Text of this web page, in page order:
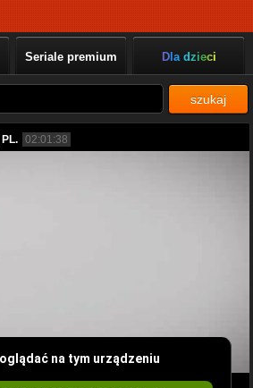
Seriale premium Dla dzieci
szukaj
02:01:38
na tym urządzeniu